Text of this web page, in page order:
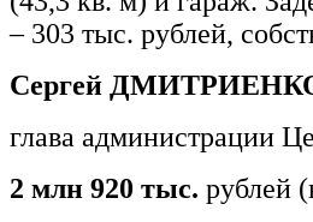
– 303 тыс. рублей,
Сергей
глава администрации
2 млн 920 тыс. рублей